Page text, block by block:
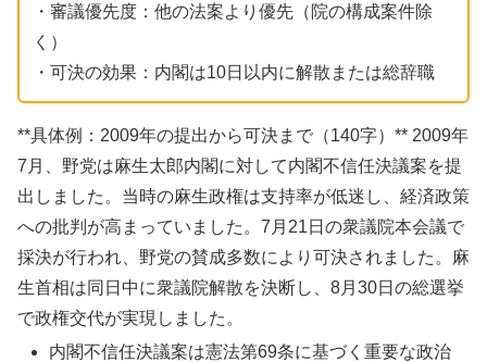
・審議優先度：他の法案より優先（院の構成案件除
く）
・可決の効果：内閣は10日以内に解散または総辞職
**具体例：2009年の提出から可決まで（140字）** 2009年
7月、野党は麻生太郎内閣に対して内閣不信任決議案を提
出しました。当時の麻生政権は支持率が低迷し、経済政策
への批判が高まっていました。7月21日の衆議院本会議で
採決が行われ、野党の賛成多数により可決されました。麻
生首相は同日中に衆議院解散を決断し、8月30日の総選挙
で政権交代が実現しました。
内閣不信任決議案は憲法第69条に基づく重要な政治